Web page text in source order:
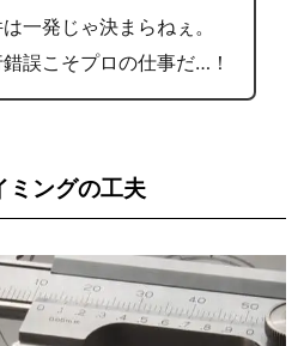
一発じゃ決まらねぇ。
誤こそプロの仕事だ…！
ミングの工夫